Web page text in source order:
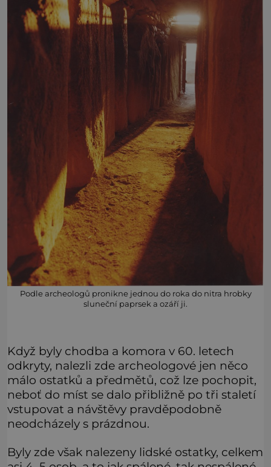
Podle archeologů pronikne jednou do roka do nitra hrobky
sluneční paprsek a ozáří ji.
Když byly chodba a komora v 60. letech
odkryty, nalezli zde archeologové jen něco
málo ostatků a předmětů, což lze pochopit,
neboť do míst se dalo přibližně po tři staletí
vstupovat a návštěvy pravděpodobně
neodcházely s prázdnou.
Byly zde však nalezeny lidské ostatky, celkem